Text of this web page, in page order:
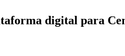
digital para